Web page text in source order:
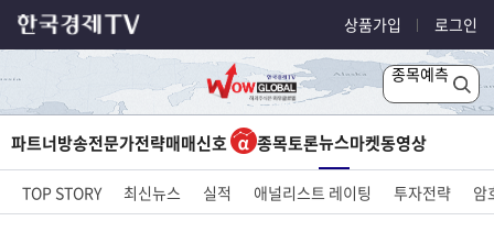
상품가입 로그인
종목예측
파트너방송전문가전략매매신호 종목토론뉴스마켓동영상
TOP STORY 최신뉴스 실적 애널리스트 레이팅 투자전략 암